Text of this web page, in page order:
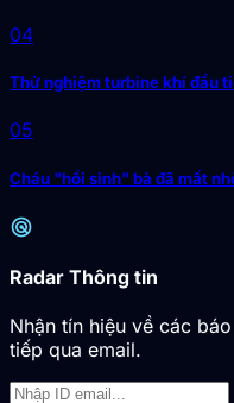
04
Thử nghiệm turbine khí đầu
05
Cháu "hồi sinh" bà đã mất
radar
Radar Thông tin
Nhận tín hiệu về các
tiếp qua email.